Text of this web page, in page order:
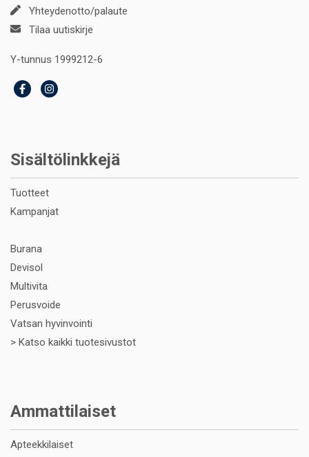
Yhteydenotto/palaute
Tilaa uutiskirje
Y-tunnus 1999212-6
Sisältölinkkejä
Tuotteet
Kampanjat
Burana
Devisol
Multivita
Perusvoide
Vatsan hyvinvointi
> Katso kaikki tuotesivustot
Ammattilaiset
Apteekkilaiset